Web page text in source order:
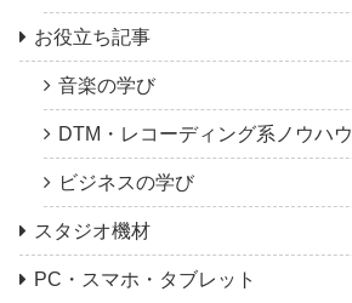
お役立ち記事
音楽の学び
DTM・レコーディング系ノウハウ
ビジネスの学び
スタジオ機材
PC・スマホ・タブレット